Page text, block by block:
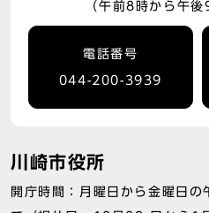
（午前8時から午
電話番号
044-200-3939
川崎市役所
開庁時間：月曜日から金曜日